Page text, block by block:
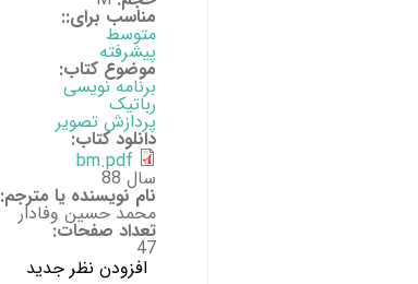
مناسب برای::
متوسط
پیشرفته
موضوع کتاب:
برنامه نویسی
رباتیک
پردازش تصویر
دانلود کتاب:
bm.pdf
سال 88
نام نویسنده یا مترجم:
محمد حسین وفادار
تعداد صفحات:
47
افزودن نظر جدید